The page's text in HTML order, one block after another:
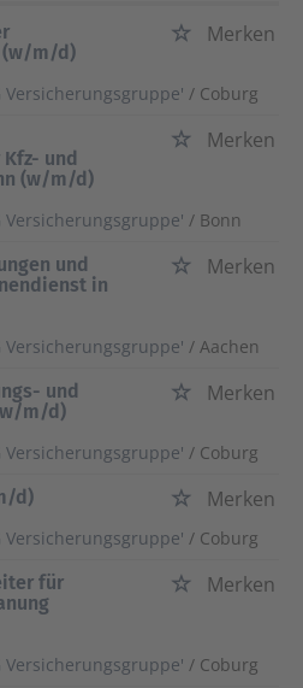
(w/m/d)
Merken
Versicherungsgruppe' / Coburg
und
(w/m/d)
Merken
Versicherungsgruppe' / Bonn
und
in
Merken
Versicherungsgruppe' / Aachen
und
m/d)
Merken
Versicherungsgruppe' / Coburg
d)
Merken
Versicherungsgruppe' / Coburg
für
Merken
Versicherungsgruppe' / Coburg